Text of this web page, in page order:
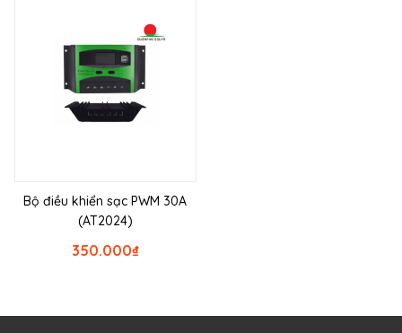
Bộ điều khiển sạc PWM 30A
(AT2024)
₫
350.000